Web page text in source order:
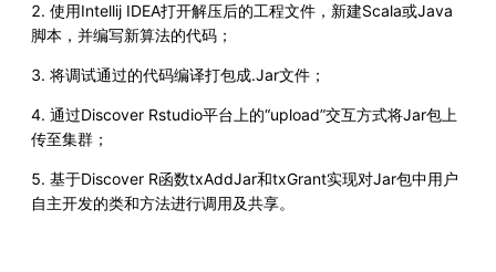
2. 使用Intellij IDEA打开解压后的工程文件，新建Scala或Java
脚本，并编写新算法的代码；
3. 将调试通过的代码编译打包成.Jar文件；
4. 通过Discover Rstudio平台上的“upload”交互方式将Jar包上
传至集群；
5. 基于Discover R函数txAddJar和txGrant实现对Jar包中用户
自主开发的类和方法进行调用及共享。